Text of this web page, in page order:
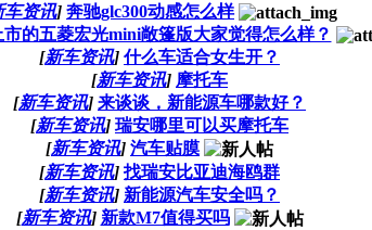
车资讯] 奔驰glc300动感怎么样
市的五菱宏光mini敞篷版大家觉得怎么样？
[新车资讯] 什么车适合女生开？
[新车资讯] 摩托车
[新车资讯] 来谈谈，新能源车哪款好？
[新车资讯] 瑞安哪里可以买摩托车
[新车资讯] 汽车贴膜
[新车资讯] 找瑞安比亚迪海鸥群
[新车资讯] 新能源汽车安全吗？
[新车资讯] 新款M7值得买吗